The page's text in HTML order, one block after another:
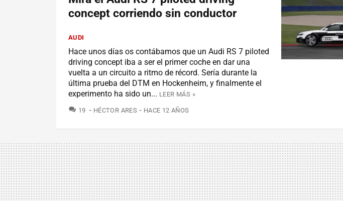
concept corriendo sin conductor
AUDI
Hace unos días os contábamos que un Audi RS 7 piloted
driving concept iba a ser el primer coche en dar una
vuelta a un circuito a ritmo de récord. Sería durante la
última prueba del DTM en Hockenheim, y finalmente el
experimento ha sido un... LEER MÁS »
19 COMENTARIOS
HÉCTOR ARES HACE 12 AÑOS